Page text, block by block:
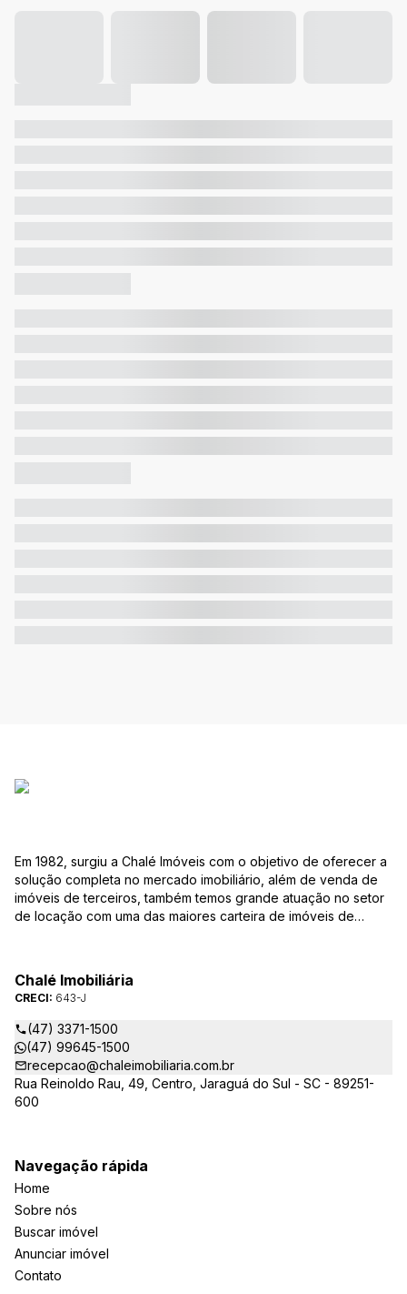
Em 1982, surgiu a Chalé Imóveis com o objetivo de oferecer a
solução completa no mercado imobiliário, além de venda de
imóveis de terceiros, também temos grande atuação no setor
de locação com uma das maiores carteira de imóveis de
Arte Imóveis. E também reavaliamos a nossa Missão, Visão e
Valores.
Chalé Imobiliária
CRECI: 643-J
(47) 3371-1500
(47) 99645-1500
recepcao@chaleimobiliaria.com.br
Rua Reinoldo Rau, 49, Centro, Jaraguá do Sul - SC - 89251-
600
Navegação rápida
Home
Sobre nós
Buscar imóvel
Anunciar imóvel
Contato